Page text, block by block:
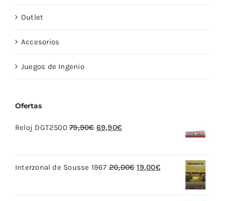
Outlet
Accesorios
Juegos de Ingenio
Ofertas
Reloj DGT2500 79,90€ El
era:
69,90€
es:
Interzonal de Sousse 1967 20,00€ El
19,00€El